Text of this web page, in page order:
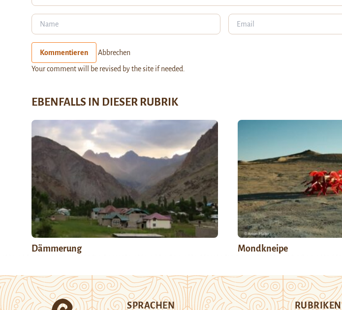
Kommentieren Abbrechen
Your comment will be revised by the site if needed.
EBENFALLS IN DIESER RUBRIK
Dämmerung Mondkneipe
SPRACHEN RUBRIKEN